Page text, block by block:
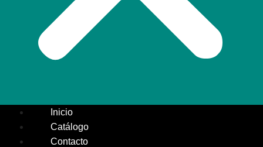
Inicio
Catálogo
Contacto